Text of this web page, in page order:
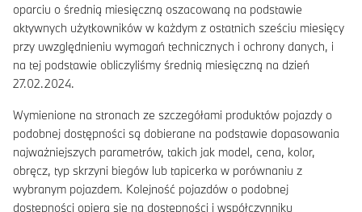
oparciu o średnią miesięczną oszacowaną na podstawie
aktywnych użytkowników w każdym z ostatnich sześciu miesięcy
przy uwzględnieniu wymagań technicznych i ochrony danych, i
na tej podstawie obliczyliśmy średnią miesięczną na dzień
27.02.2024.
Wymienione na stronach ze szczegółami produktów pojazdy o
podobnej dostępności są dobierane na podstawie dopasowania
najważniejszych parametrów, takich jak model, cena, kolor,
obręcz, typ skrzyni biegów lub tapicerka w porównaniu z
wybranym pojazdem. Kolejność pojazdów o podobnej
dostępności opiera się na dostępności i współczynniku